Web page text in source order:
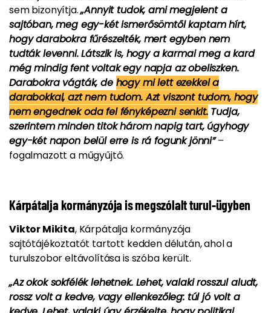
sem bizonyítja.„Annyit tudok, ami megjelent a
sajtóban, meg egy-két ismerősömtől kaptam hírt,
hogy darabokra fűrészelték, mert egyben nem
tudták levenni. Látszik is, hogy a karmai meg a kard
még mindig fent voltak egy napja az obeliszken.
Darabokra vágták, de hogy mi lett ezekkel a
darabokkal, azt nem tudom. Azt viszont tudom, hogy
nem engednek oda fel fényképezni senkit.Tudja,
szerintem minden titok három napig tart, úgyhogy
egy-két napon belül erre is rá fogunk jönni”–
fogalmazott a műgyűjtő.
Kárpátalja kormányzója is megszólalt turul-ügyben
Viktor Mikita, Kárpátalja kormányzója
sajtótájékoztatót tartott kedden délután, ahol a
turulszobor eltávolítása is szóba került.
„Az okok sokfélék lehetnek. Lehet, valaki rosszul aludt,
rossz volt a kedve, vagy ellenkezőleg: túl jó volt a